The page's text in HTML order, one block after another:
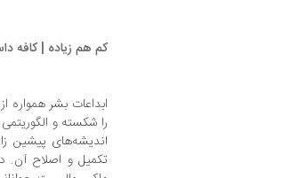
کم هم زیاده | کافه
ابداعات بشر
را شکسته و
اندیشه‌های پیشین
تکمیل و اصلاح آن.